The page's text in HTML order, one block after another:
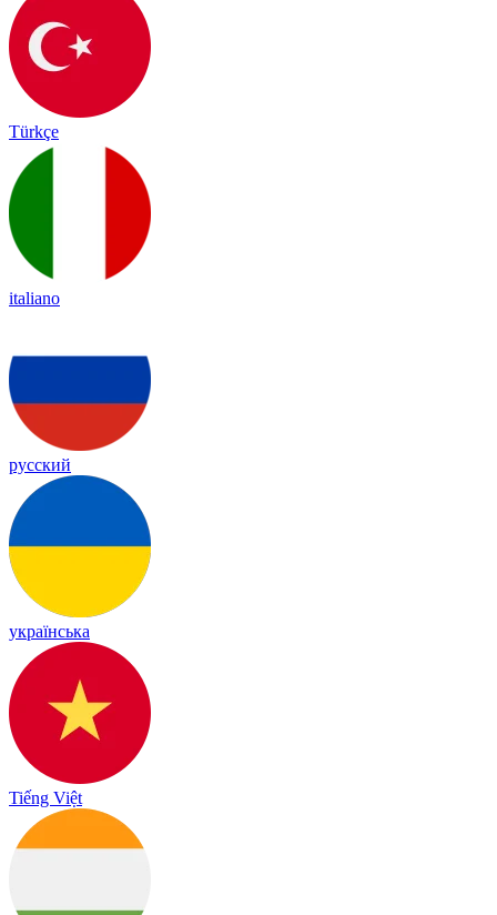
Türkçe
italiano
русский
українська
Tiếng Việt